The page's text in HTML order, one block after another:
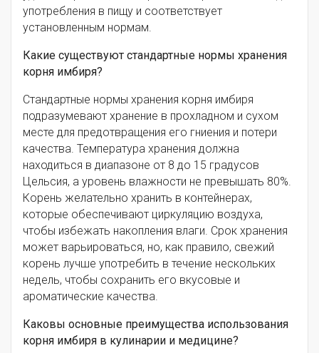
употребления в пищу и соответствует
установленным нормам.
Какие существуют стандартные нормы хранения
корня имбиря?
Стандартные нормы хранения корня имбиря
подразумевают хранение в прохладном и сухом
месте для предотвращения его гниения и потери
качества. Температура хранения должна
находиться в диапазоне от 8 до 15 градусов
Цельсия, а уровень влажности не превышать 80%.
Корень желательно хранить в контейнерах,
которые обеспечивают циркуляцию воздуха,
чтобы избежать накопления влаги. Срок хранения
может варьироваться, но, как правило, свежий
корень лучше употребить в течение нескольких
недель, чтобы сохранить его вкусовые и
ароматические качества.
Каковы основные преимущества использования
корня имбиря в кулинарии и медицине?